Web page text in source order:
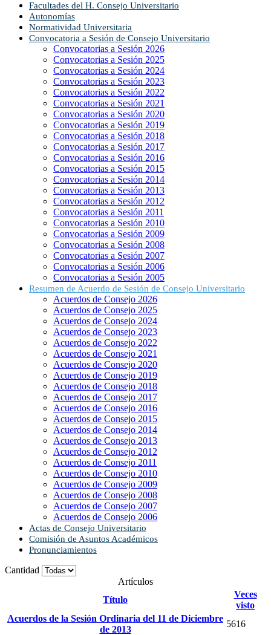
Facultades del H. Consejo Universitario
Autonomías
Normatividad Universitaria
Convocatoria a Sesión de Consejo Universitario
Convocatorias a Sesión 2026
Convocatorias a Sesión 2025
Convocatorias a Sesión 2024
Convocatorias a Sesión 2023
Convocatorias a Sesión 2022
Convocatorias a Sesión 2021
Convocatorias a Sesión 2020
Convocatorias a Sesión 2019
Convocatorias a Sesión 2018
Convocatorias a Sesión 2017
Convocatorias a Sesión 2016
Convocatorias a Sesión 2015
Convocatorias a Sesión 2014
Convocatorias a Sesión 2013
Convocatorias a Sesión 2012
Convocatorias a Sesión 2011
Convocatorias a Sesión 2010
Convocatorias a Sesión 2009
Convocatorias a Sesión 2008
Convocatorias a Sesión 2007
Convocatorias a Sesión 2006
Convocatorias a Sesión 2005
Resumen de Acuerdo de Sesión de Consejo Universitario
Acuerdos de Consejo 2026
Acuerdos de Consejo 2025
Acuerdos de Consejo 2024
Acuerdos de Consejo 2023
Acuerdos de Consejo 2022
Acuerdos de Consejo 2021
Acuerdos de Consejo 2020
Acuerdos de Consejo 2019
Acuerdos de Consejo 2018
Acuerdos de Consejo 2017
Acuerdos de Consejo 2016
Acuerdos de Consejo 2015
Acuerdos de Consejo 2014
Acuerdos de Consejo 2013
Acuerdos de Consejo 2012
Acuerdos de Consejo 2011
Acuerdos de Consejo 2010
Acuerdos de Consejo 2009
Acuerdos de Consejo 2008
Acuerdos de Consejo 2007
Acuerdos de Consejo 2006
Actas de Consejo Universitario
Comisión de Asuntos Académicos
Pronunciamientos
Cantidad
Artículos
Título
Veces
visto
Acuerdos de la Sesión Ordinaria del 11 de Diciembre
de 2013
5616